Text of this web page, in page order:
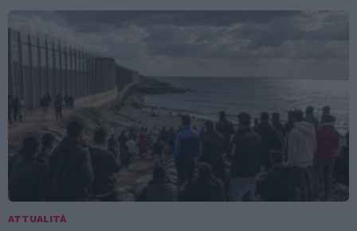
ATTUALITÀ